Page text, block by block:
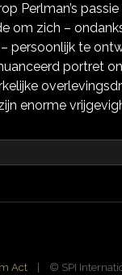
Perlman’s
om zich –
persoonlijk te
portret
enorme
Act | ©️ SPI